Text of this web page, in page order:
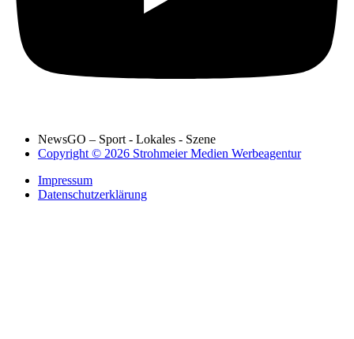
NewsGO – Sport - Lokales - Szene
Copyright © 2026 Strohmeier Medien Werbeagentur
Impressum
Datenschutzerklärung